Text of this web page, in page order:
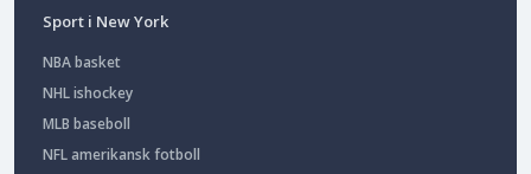
Sport i New York
NBA basket
NHL ishockey
MLB baseboll
NFL amerikansk fotboll